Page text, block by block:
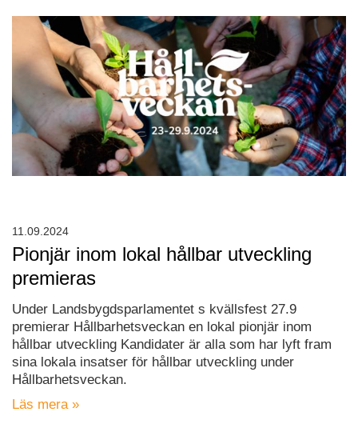
Pionjär inom lokal hållbar utveckling
premieras
Under Landsbygdsparlamentet s kvällsfest 27.9
premierar Hållbarhetsveckan en lokal pionjär inom
hållbar utveckling Kandidater är alla som har lyft fram
sina lokala insatser för hållbar utveckling under
Hållbarhetsveckan.
Läs mera »
11.09.2024